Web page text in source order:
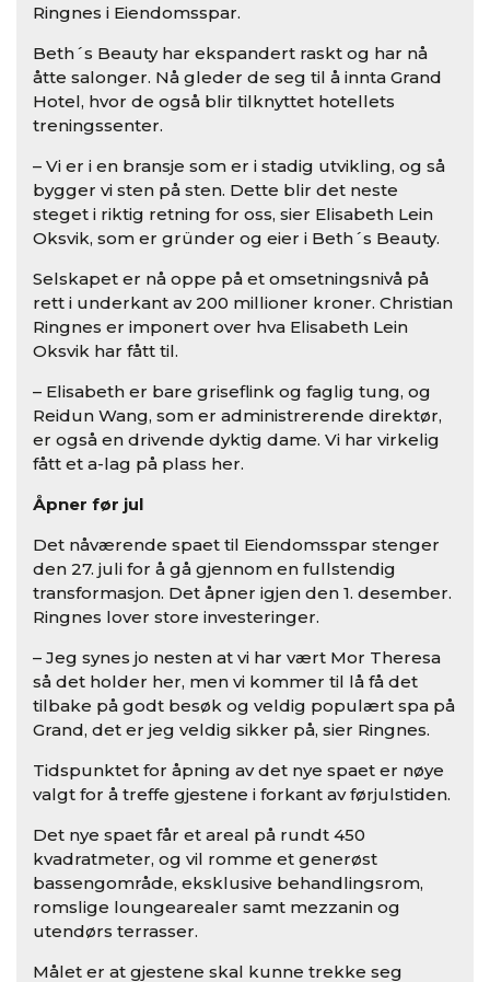
Ringnes i Eiendomsspar.
Beth´s Beauty har ekspandert raskt og har nå
åtte salonger. Nå gleder de seg til å innta Grand
Hotel, hvor de også blir tilknyttet hotellets
treningssenter.
– Vi er i en bransje som er i stadig utvikling, og så
bygger vi sten på sten. Dette blir det neste
steget i riktig retning for oss, sier Elisabeth Lein
Oksvik, som er gründer og eier i Beth´s Beauty.
Selskapet er nå oppe på et omsetningsnivå på
rett i underkant av 200 millioner kroner. Christian
Ringnes er imponert over hva Elisabeth Lein
Oksvik har fått til.
– Elisabeth er bare griseflink og faglig tung, og
Reidun Wang, som er administrerende direktør,
er også en drivende dyktig dame. Vi har virkelig
fått et a-lag på plass her.
Åpner før jul
Det nåværende spaet til Eiendomsspar stenger
den 27. juli for å gå gjennom en fullstendig
transformasjon. Det åpner igjen den 1. desember.
Ringnes lover store investeringer.
– Jeg synes jo nesten at vi har vært Mor Theresa
så det holder her, men vi kommer til lå få det
tilbake på godt besøk og veldig populært spa på
Grand, det er jeg veldig sikker på, sier Ringnes.
Tidspunktet for åpning av det nye spaet er nøye
valgt for å treffe gjestene i forkant av førjulstiden.
Det nye spaet får et areal på rundt 450
kvadratmeter, og vil romme et generøst
bassengområde, eksklusive behandlingsrom,
romslige loungearealer samt mezzanin og
utendørs terrasser.
Målet er at gjestene skal kunne trekke seg